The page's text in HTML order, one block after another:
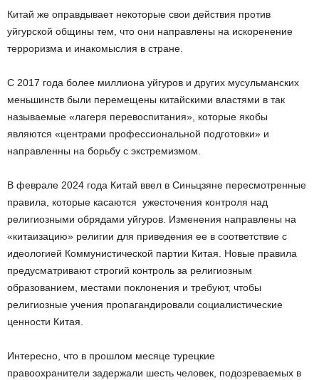
Китай же оправдывает некоторые свои действия против
уйгурской общины тем, что они направлены на искоренение
терроризма и инакомыслия в стране.
С 2017 года более миллиона уйгуров и других мусульманских
меньшинств были перемещены китайскими властями в так
называемые «лагеря перевоспитания», которые якобы
являются «центрами профессиональной подготовки» и
направленны на борьбу с экстремизмом.
В феврале 2024 года Китай ввел в Синьцзяне пересмотренные
правила, которые касаются ужесточения контроля над
религиозными обрядами уйгуров. Изменения направлены на
«китаизацию» религии для приведения ее в соответствие с
идеологией Коммунистической партии Китая. Новые правила
предусматривают строгий контроль за религиозным
образованием, местами поклонения и требуют, чтобы
религиозные учения пропагандировали социалистические
ценности Китая.
Интересно, что в прошлом месяце турецкие
правоохранители задержали шесть человек, подозреваемых в